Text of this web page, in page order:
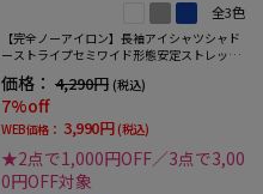
全3色
【完全ノーアイロン】長袖アイシャツシャド
ーストライプセミワイド形態安定ストレッチ
価格： 4,290円 (税込)
7%off
WEB価格： 3,990円 (税込)
★2点で1,000円OFF／3点で3,00
0円OFF対象